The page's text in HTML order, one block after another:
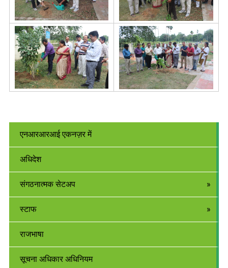
एनआरआरआई एकनज़र में
अधिदेश
संगठनात्मक सेटअप
स्टाफ
राजभाषा
सूचना अधिकार अधिनियम